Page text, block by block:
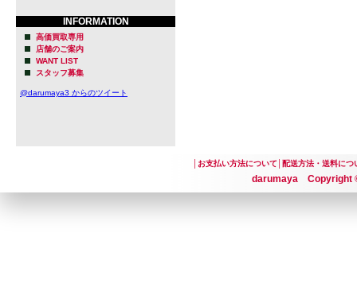
INFORMATION
高価買取専用
店舗のご案内
WANT LIST
スタッフ募集
@darumaya3 からのツイート
お支払い方法について│ 配送方法・送料につ
darumaya Copyright